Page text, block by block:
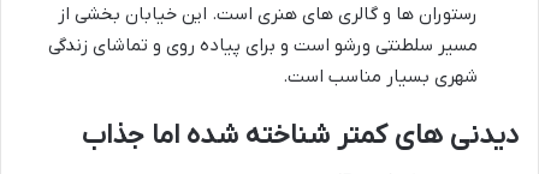
رستوران ها و گالری های هنری است. این خیابان بخشی از
مسیر سلطنتی ورشو است و برای پیاده روی و تماشای زندگی
شهری بسیار مناسب است.
دیدنی های کمتر شناخته شده اما جذاب